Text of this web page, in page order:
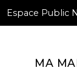
Espace Public
MA